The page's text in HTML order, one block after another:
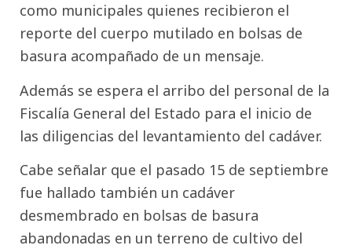
como municipales quienes recibieron el
reporte del cuerpo mutilado en bolsas de
basura acompañado de un mensaje.
Además se espera el arribo del personal de la
Fiscalía General del Estado para el inicio de
las diligencias del levantamiento del cadáver.
Cabe señalar que el pasado 15 de septiembre
fue hallado también un cadáver
desmembrado en bolsas de basura
abandonadas en un terreno de cultivo del